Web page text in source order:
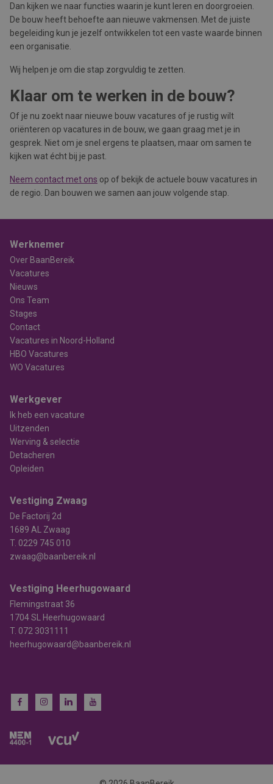
Dan kijken we naar functies waarin je kunt leren en doorgroeien.
De bouw heeft behoefte aan nieuwe vakmensen. Met de juiste
begeleiding kun je jezelf ontwikkelen tot een vaste waarde binnen
een organisatie.
Wij helpen je om die stap zorgvuldig te zetten.
Klaar om te werken in de bouw?
Of je nu zoekt naar nieuwe bouw vacatures of je rustig wilt
oriënteren op vacatures in de bouw, we gaan graag met je in
gesprek. Niet om je snel ergens te plaatsen, maar om samen te
kijken wat écht bij je past.
Neem contact met ons op of bekijk de actuele bouw vacatures in
de regio. Dan bouwen we samen aan jouw volgende stap.
Werknemer
Over BaanBereik
Vacatures
Nieuws
Ons Team
Stages
Contact
Vacatures in Noord-Holland
HBO Vacatures
WO Vacatures
Werkgever
Ik heb een vacature
Uitzenden
Werving & selectie
Detacheren
Opleiden
Vestiging Zwaag
De Factorij 2d
1689 AL Zwaag
T. 0229 745 010
zwaag@baanbereik.nl
Vestiging Heerhugowaard
Flemingstraat 36
1704 SL Heerhugowaard
T. 072 3031111
heerhugowaard@baanbereik.nl